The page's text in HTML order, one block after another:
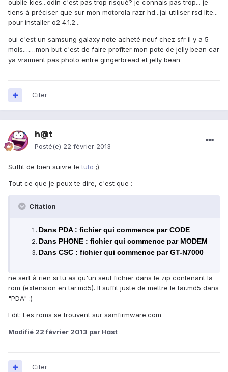
oublie kies...odin c'est pas trop risqué? je connais pas trop... je
tiens à préciser que sur mon motorola razr hd...jai utiliser rsd lite...
pour installer o2 4.1.2...
oui c'est un samsung galaxy note acheté neuf chez sfr il y a 5
mois.……mon but c'est de faire profiter mon pote de jelly bean car
ya vraiment pas photo entre gingerbread et jelly bean
Citer
h@t
Posté(e) 22 février 2013
Suffit de bien suivre letuto ;)
Tout ce que je peux te dire, c'est que :
Citation
Dans PDA : fichier qui commence par CODE
Dans PHONE : fichier qui commence par MODEM
Dans CSC : fichier qui commence par GT-N7000
ne sert à rien si tu as qu'un seul fichier dans le zip contenant la
rom (extension en tar.md5). Il suffit juste de mettre le tar.md5 dans
"PDA" :)
Edit: Les roms se trouvent sur samfirmware.com
Modifié 22 février 2013 par Hɑst
Citer